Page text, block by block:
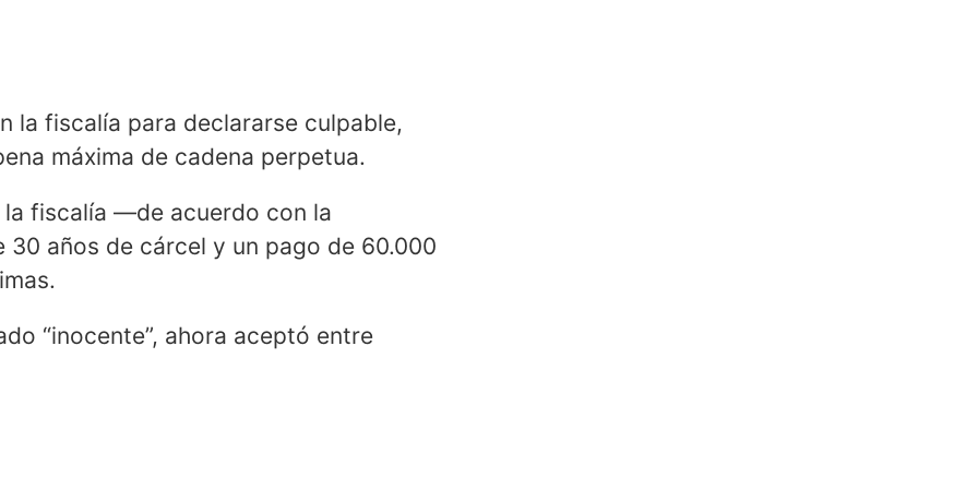
la fiscalía para declararse culpable,
máxima de cadena perpetua.
fiscalía ―de acuerdo con la
años de cárcel y un pago de 60.000
“inocente”, ahora aceptó entre